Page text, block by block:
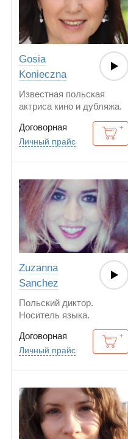
Gosia
Konieczna
Известная польская
актриса кино и дубляжа.
Договорная
Личный прайс
Zuzanna
Sanchez
Польский диктор.
Носитель языка.
Американский английский
Договорная
Личный прайс